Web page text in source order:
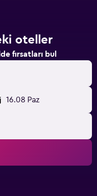
oteller
fırsatları bul
16.08 Paz